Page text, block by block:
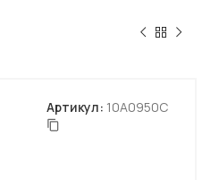
Артикул: 10A0950C